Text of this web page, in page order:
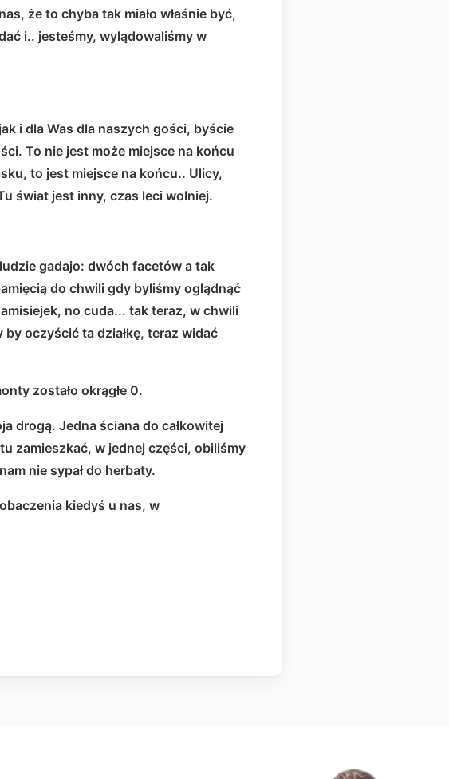
że to chyba tak miało właśnie być,
i.. jesteśmy, wylądowaliśmy w
i dla Was dla naszych gości, byście
To nie jest może miejsce na końcu
to jest miejsce na końcu.. Ulicy,
świat jest inny, czas leci wolniej.
gadajo: dwóch facetów a tak
do chwili gdy byliśmy oglądnąć
no cuda... tak teraz, w chwili
by oczyścić ta działkę, teraz widać
zostało okrągłe 0.
drogą. Jedna ściana do całkowitej
zamieszkać, w jednej części, obiliśmy
nie sypał do herbaty.
kiedyś u nas, w